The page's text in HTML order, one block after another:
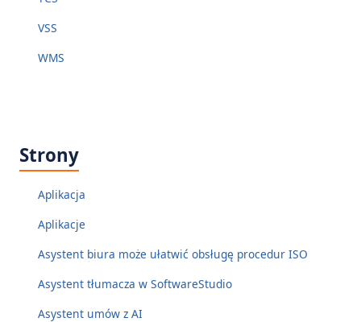
VSS
WMS
Strony
Aplikacja
Aplikacje
Asystent biura może ułatwić obsługę procedur ISO
Asystent tłumacza w SoftwareStudio
Asystent umów z AI